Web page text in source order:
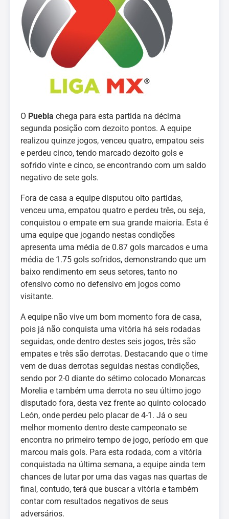
O Puebla chega para esta partida na décima
segunda posição com dezoito pontos. A equipe
realizou quinze jogos, venceu quatro, empatou seis
e perdeu cinco, tendo marcado dezoito gols e
sofrido vinte e cinco, se encontrando com um saldo
negativo de sete gols.
Fora de casa a equipe disputou oito partidas,
venceu uma, empatou quatro e perdeu três, ou seja,
conquistou o empate em sua grande maioria. Esta é
uma equipe que jogando nestas condições
apresenta uma média de 0.87 gols marcados e uma
média de 1.75 gols sofridos, demonstrando que um
baixo rendimento em seus setores, tanto no
ofensivo como no defensivo em jogos como
visitante.
A equipe não vive um bom momento fora de casa,
pois já não conquista uma vitória há seis rodadas
seguidas, onde dentro destes seis jogos, três são
empates e três são derrotas. Destacando que o time
vem de duas derrotas seguidas nestas condições,
sendo por 2-0 diante do sétimo colocado Monarcas
Morelia e também uma derrota no seu último jogo
disputado fora, desta vez frente ao quinto colocado
León, onde perdeu pelo placar de 4-1. Já o seu
melhor momento dentro deste campeonato se
encontra no primeiro tempo de jogo, período em que
marcou mais gols. Para esta rodada, com a vitória
conquistada na última semana, a equipe ainda tem
chances de lutar por uma das vagas nas quartas de
final, contudo, terá que buscar a vitória e também
contar com resultados negativos de seus
adversários.